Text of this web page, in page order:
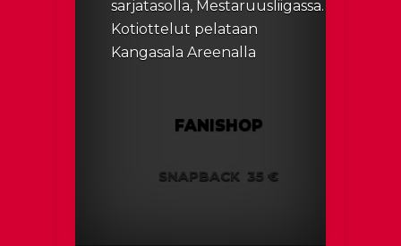
sarjatasolla, Mestaruusliigassa.
Kotiottelut pelataan
Kangasala Areenalla
FANISHOP
SNAPBACK 35 €